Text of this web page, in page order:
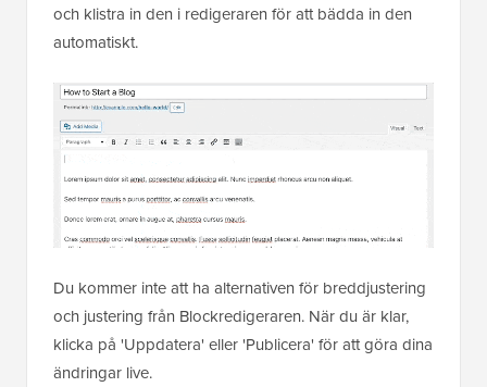
och klistra in den i redigeraren för att bädda in den
automatiskt.
Du kommer inte att ha alternativen för breddjustering
och justering från Blockredigeraren. När du är klar,
klicka på 'Uppdatera' eller 'Publicera' för att göra dina
ändringar live.